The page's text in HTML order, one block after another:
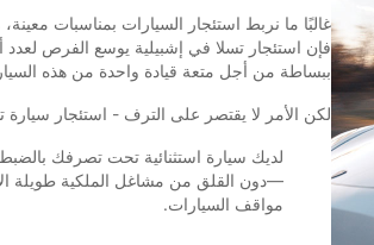
غالبًا ما نربط استئجار السيارات بمناسبات
فإن استئجار تسلا في إشبيلية يوسع الفرص
ببساطة من أجل متعة قيادة واحدة من هذه
لكن الأمر لا يقتصر على الترف - استئجار سيارة
لديك سيارة استثنائية تحت تصرفك بالضبط
—دون القلق من مشاغل الملكية طويلة
مواقف السيارات.